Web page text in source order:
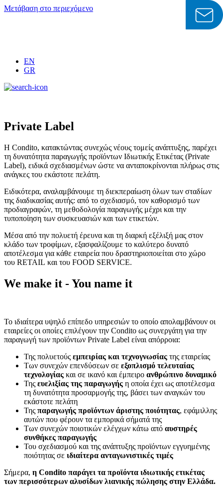
Μετάβαση στο περιεχόμενο
EN
GR
Private Label
Η Condito, κατακτώντας συνεχώς νέους τομείς ανάπτυξης, παρέχει
τη δυνατότητα παραγωγής προϊόντων Ιδιωτικής Ετικέτας (Private
Label), ειδικά σχεδιασμένων ώστε να ανταποκρίνονται πλήρως στις
ανάγκες του εκάστοτε πελάτη.
Ειδικότερα, αναλαμβάνουμε τη διεκπεραίωση όλων των σταδίων
της διαδικασίας αυτής: από το σχεδιασμό, τον καθορισμό των
προδιαγραφών, τη μεθοδολογία παραγωγής μέχρι και την
τυποποίηση των συσκευασιών και των ετικετών.
Μέσα από την πολυετή έρευνα και τη διαρκή εξέλιξή μας στον
κλάδο των τροφίμων, εξασφαλίζουμε το καλύτερο δυνατό
αποτέλεσμα για κάθε εταιρεία που δραστηριοποιείται στο χώρο
του RETAIL και του FOOD SERVICE.
We make it - You name it
Το ιδιαίτερα υψηλό επίπεδο υπηρεσιών το οποίο απολαμβάνουν οι
εταιρείες οι οποίες επιλέγουν την Condito ως συνεργάτη για την
παραγωγή των προϊόντων Private Label είναι απόρροια:
Της πολυετούς εμπειρίας και τεχνογνωσίας της εταιρείας
Των συνεχών επενδύσεων σε εξοπλισμό τελευταίας
τεχνολογίας και σε ικανό και έμπειρο ανθρώπινο δυναμικό
Της ευελιξίας της παραγωγής η οποία έχει ως αποτέλεσμα
τη δυνατότητα προσαρμογής της, βάσει των αναγκών του
εκάστοτε πελάτη
Της παραγωγής προϊόντων άριστης ποιότητας, εφάμιλλης
αυτών που φέρουν τα εμπορικά σήματά της
Των συνεχών ποιοτικών ελέγχων κάτω από αυστηρές
συνθήκες παραγωγής
Του σχεδιασμού και της ανάπτυξης προϊόντων εγγυημένης
ποιότητας σε ιδιαίτερα ανταγωνιστικές τιμές
Σήμερα, η Condito παράγει τα προϊόντα ιδιωτικής ετικέτας
των περισσότερων αλυσίδων λιανικής πώλησης στην Ελλάδα.